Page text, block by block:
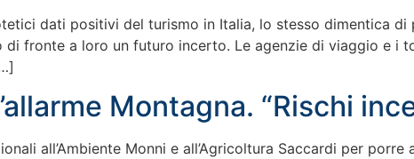
dati positivi del turismo in Italia, lo stesso dimentica
di fronte a loro un futuro incerto. Le agenzie di viaggio e i
Montagna. “Rischi
all’Ambiente Monni e all’Agricoltura Saccardi per